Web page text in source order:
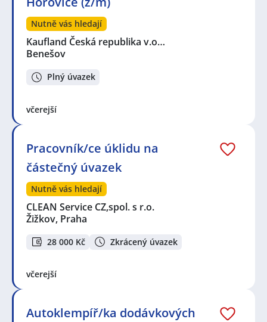
Nutně vás hledají
Kaufland Česká republika v.o…
Benešov
Plný úvazek
včerejší
Pracovník/ce úklidu na
částečný úvazek
Nutně vás hledají
CLEAN Service CZ,spol. s r.o.
Žižkov, Praha
28 000 Kč Zkrácený úvazek
včerejší
Autoklempíř/ka dodávkových